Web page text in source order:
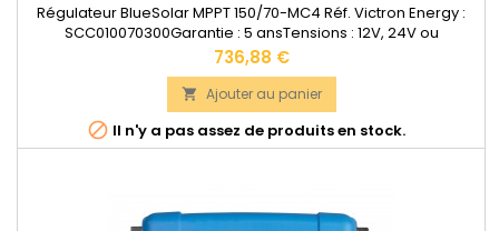
Régulateur BlueSolar MPPT 150/70-MC4 Réf. Victron Energy :
SCC010070300Garantie : 5 ansTensions : 12V, 24V ou
48VAccepte en 12V jusqu'à 1000W de panneaux solaires.
Accepte en 24V jusqu'à 2000W de panneaux solaires.
Accepte en 48V jusqu'à 4000W de panneaux
solairesDimensions :...
Prix
736,88 €
 Ajouter au panier
 Il n'y a pas assez de produits en stock.